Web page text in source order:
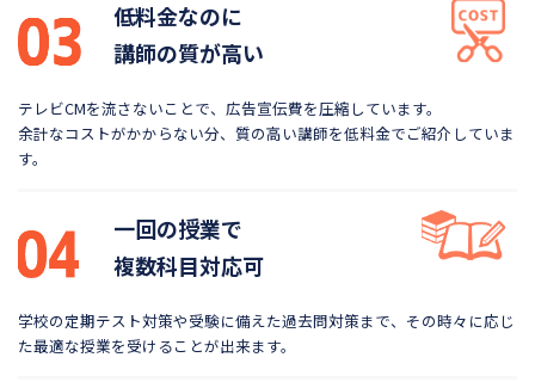
低料金なのに
講師の質が高い
テレビCMを流さないことで、広告宣伝費を圧縮しています。
余計なコストがかからない分、質の高い講師を低料金でご紹介していま
す。
一回の授業で
複数科目対応可
学校の定期テスト対策や受験に備えた過去問対策まで、 その時々に応じ
た最適な授業を受けることが出来ます。